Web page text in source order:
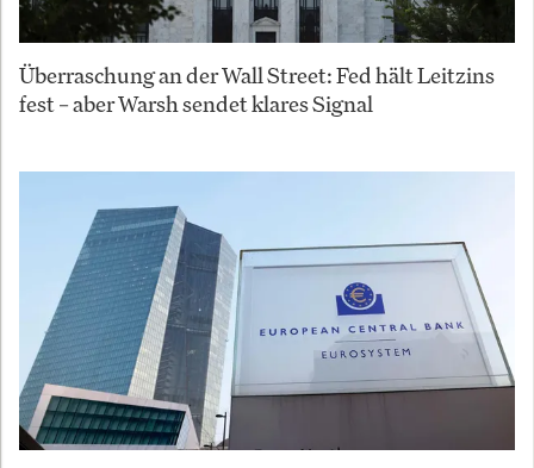
Überraschung an der Wall Street: Fed hält Leitzins
fest – aber Warsh sendet klares Signal